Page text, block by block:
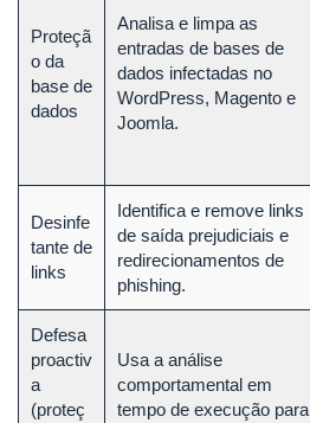
Proteçã
o da
base de
dados
Analisa e limpa as
entradas de bases de
dados infectadas no
WordPress, Magento e
Joomla.
Desinfe
tante de
links
Identifica e remove links
de saída prejudiciais e
redirecionamentos de
phishing.
Defesa
proactiv
a
(proteç
Usa a análise
comportamental em
tempo de execução para